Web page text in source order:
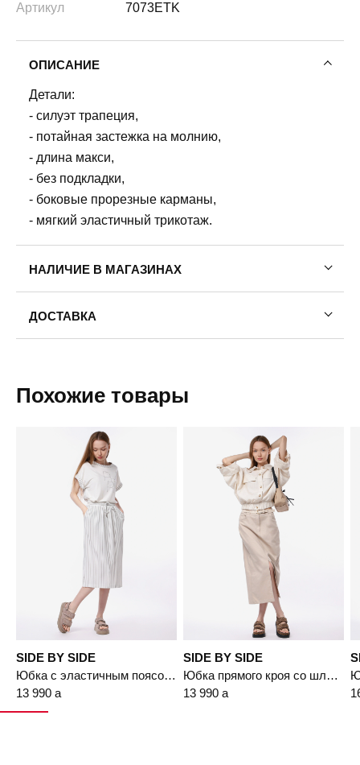
Артикул 7073ETK
ОПИСАНИЕ
Детали:
- силуэт трапеция,
- потайная застежка на молнию,
- длина макси,
- без подкладки,
- боковые прорезные карманы,
- мягкий эластичный трикотаж.
НАЛИЧИЕ В МАГАЗИНАХ
42
ДОСТАВКА
Пермь — бесплатно
Доставка в другие города
Похожие товары
SIDE BY SIDE
Юбка с эластичным поясом в полоску
13 990 a
SIDE BY SIDE
Юбка прямого кроя со шлицей спереди
13 990 a